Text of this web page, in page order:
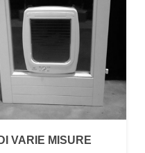
VARIE MISURE